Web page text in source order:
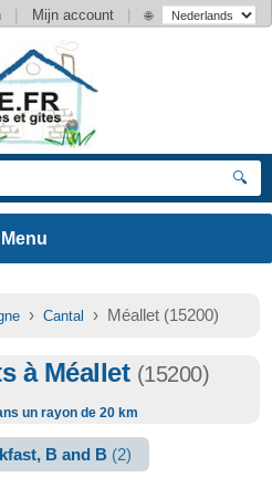
| Mijn account | 🌐
🔍
› Cantal › Méallet (15200)
à Méallet (15200)
un rayon de 20 km
B and B (2)